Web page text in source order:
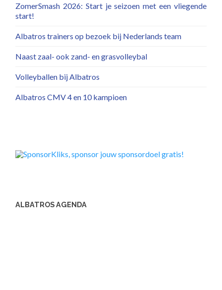
ZomerSmash 2026: Start je seizoen met een vliegende
start!
Albatros trainers op bezoek bij Nederlands team
Naast zaal- ook zand- en grasvolleybal
Volleyballen bij Albatros
Albatros CMV 4 en 10 kampioen
ALBATROS AGENDA